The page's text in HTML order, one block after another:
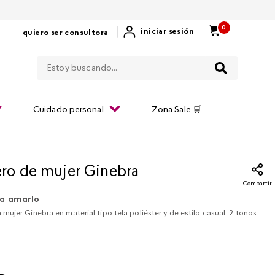
quiero ser consultora iniciar sesión
0
Cuidado personal Zona Sale 🛒
de mujer Ginebra
Compartir
amarlo
mujer Ginebra en material tipo tela poliéster y de estilo casual. 2 tonos